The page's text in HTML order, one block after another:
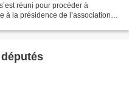
réuni pour procéder à
à la présidence de l’association.